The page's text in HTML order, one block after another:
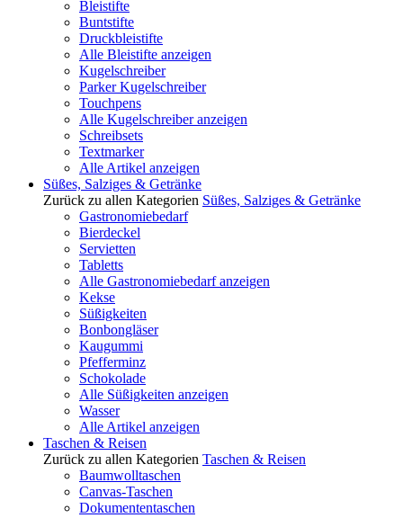
Bleistifte
Buntstifte
Druckbleistifte
Alle Bleistifte anzeigen
Kugelschreiber
Parker Kugelschreiber
Touchpens
Alle Kugelschreiber anzeigen
Schreibsets
Textmarker
Alle Artikel anzeigen
Süßes, Salziges & Getränke
Zurück zu allen Kategorien Süßes, Salziges & Getränke
Gastronomiebedarf
Bierdeckel
Servietten
Tabletts
Alle Gastronomiebedarf anzeigen
Kekse
Süßigkeiten
Bonbongläser
Kaugummi
Pfefferminz
Schokolade
Alle Süßigkeiten anzeigen
Wasser
Alle Artikel anzeigen
Taschen & Reisen
Zurück zu allen Kategorien Taschen & Reisen
Baumwolltaschen
Canvas-Taschen
Dokumententaschen